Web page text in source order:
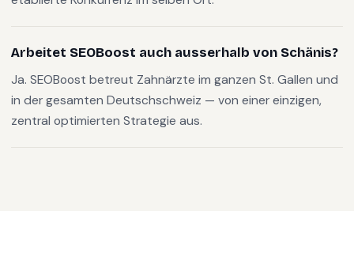
Arbeitet SEOBoost auch ausserhalb von Schänis?
Ja. SEOBoost betreut Zahnärzte im ganzen St. Gallen und
in der gesamten Deutschschweiz — von einer einzigen,
zentral optimierten Strategie aus.